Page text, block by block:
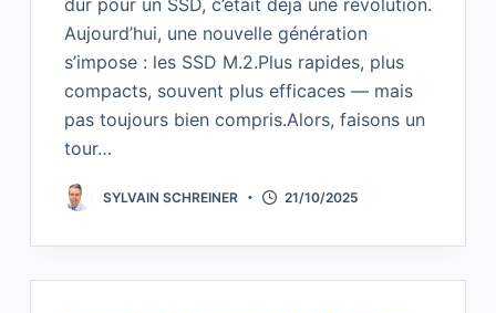
dur pour un SSD, c’était déjà une révolution.
Aujourd’hui, une nouvelle génération
s’impose : les SSD M.2.Plus rapides, plus
compacts, souvent plus efficaces — mais
pas toujours bien compris.Alors, faisons un
tour…
SYLVAIN SCHREINER 21/10/2025